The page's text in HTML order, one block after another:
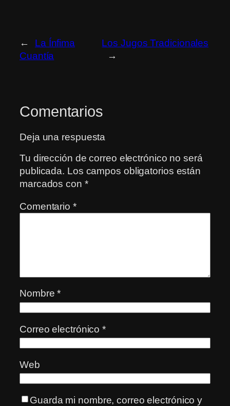
←
La Ínfima
Cuantía
Los Jugos Tradicionales
→
Comentarios
Deja una respuesta
Tu dirección de correo electrónico no será
publicada. Los campos obligatorios están
marcados con *
Comentario *
Nombre*
Correo electrónico*
Web
Guarda mi nombre, correo electrónico y